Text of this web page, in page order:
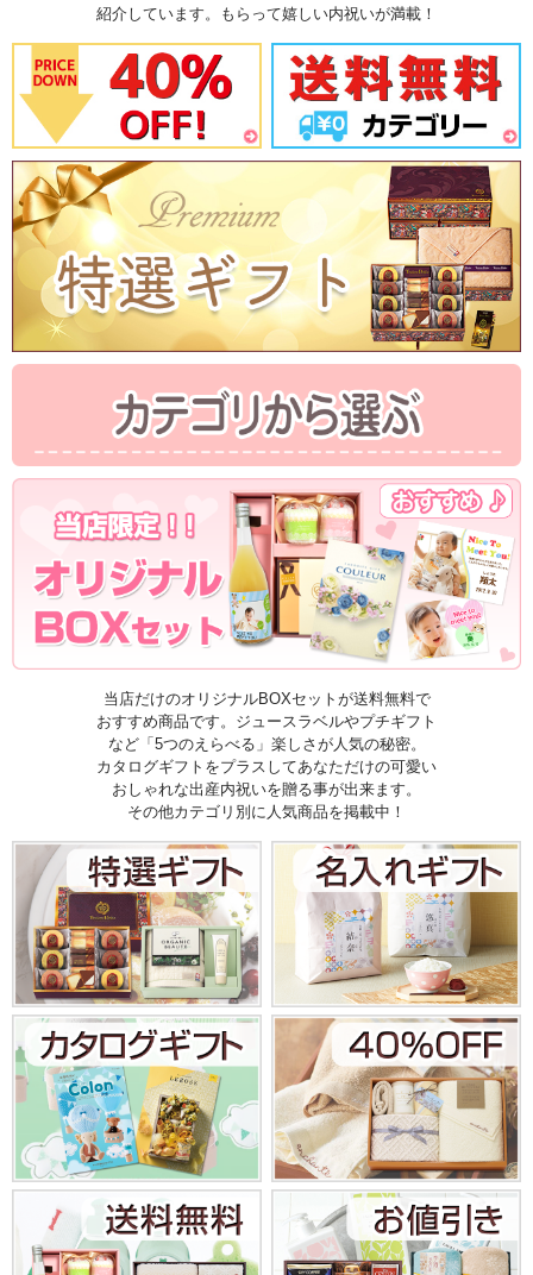
紹介しています。もらって嬉しい内祝いが満載！
当店だけのオリジナルBOXセットが送料無料で
おすすめ商品です。ジュースラベルやプチギフト
など「5つのえらべる」楽しさが人気の秘密。
カタログギフトをプラスしてあなただけの可愛い
おしゃれな出産内祝いを贈る事が出来ます。
その他カテゴリ別に人気商品を掲載中！